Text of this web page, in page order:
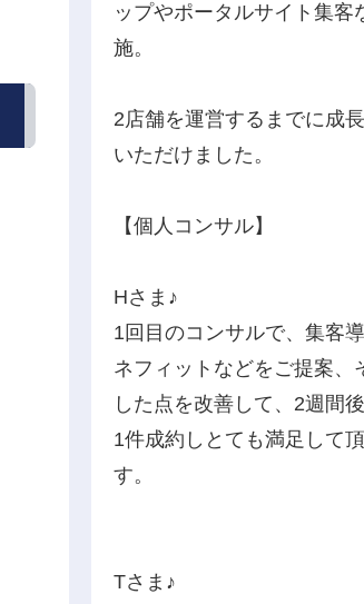
ップやポータルサイト集客
施。
2店舗を運営するまでに成
いただけました。
【個人コンサル】
Hさま♪
1回目のコンサルで、集客
ネフィットなどをご提案、
した点を改善して、2週間
1件成約しとても満足して
す。
Tさま♪